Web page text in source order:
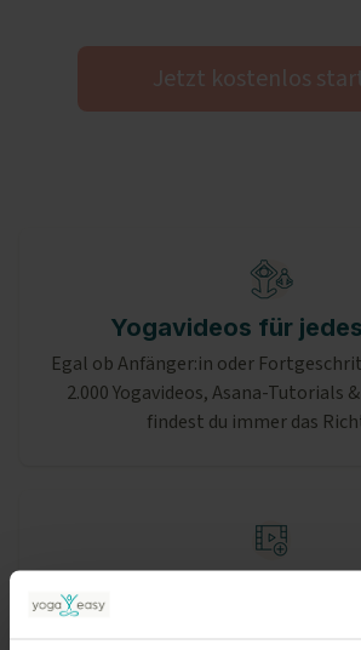
Jetzt kostenlos
Yogavideos für
Egal ob Anfänger:in oder
2.000 Yogavideos, Asana-Tutorials
findest du immer das
Neue Videos und
Jede Woche gibt es neue